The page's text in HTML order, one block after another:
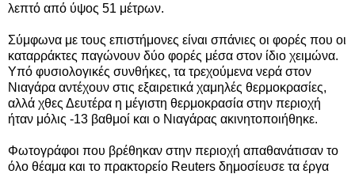
λεπτό από ύψος 51 μέτρων.
Σύμφωνα με τους επιστήμονες είναι σπάνιες οι φορές που οι
καταρράκτες παγώνουν δύο φορές μέσα στον ίδιο χειμώνα.
Υπό φυσιολογικές συνθήκες, τα τρεχούμενα νερά στον
Νιαγάρα αντέχουν στις εξαιρετικά χαμηλές θερμοκρασίες,
αλλά χθες Δευτέρα η μέγιστη θερμοκρασία στην περιοχή
ήταν μόλις -13 βαθμοί και ο Νιαγάρας ακινητοποιήθηκε.
Φωτογράφοι που βρέθηκαν στην περιοχή απαθανάτισαν το
όλο θέαμα και το πρακτορείο Reuters δημοσίευσε τα έργα